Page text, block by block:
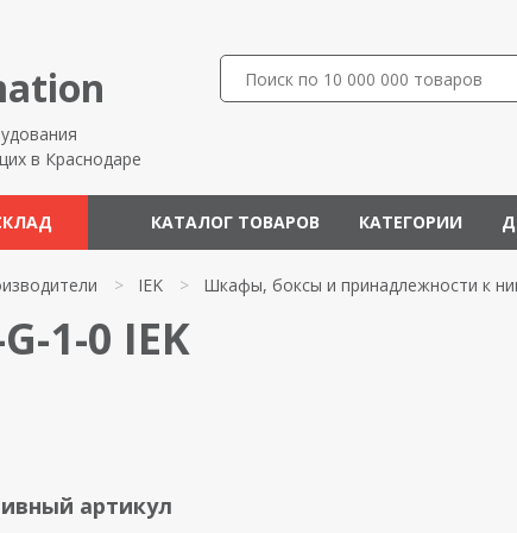
в Краснодаре
КАТАЛОГ ТОВАРОВ КАТЕГОРИИ
> IEK > Шкафы, боксы и принадлежности к
1-0 IEK
артикул